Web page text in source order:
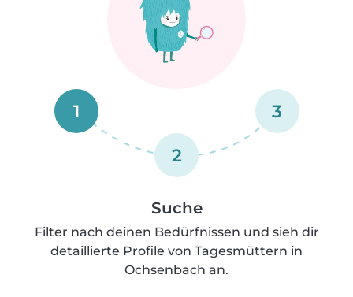
1
2
3
Suche
Filter nach deinen Bedürfnissen und sieh dir
detaillierte Profile von Tagesmüttern in
Ochsenbach an.